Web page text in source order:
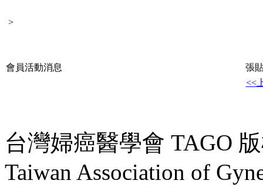
>
會員活動消息
張
<<
台灣婦癌醫學會 TAGO
Taiwan Association of